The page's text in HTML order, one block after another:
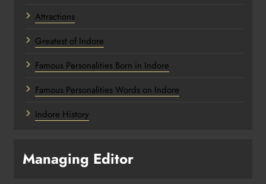
Attractions
Greatest of Indore
Famous Personalities Born in Indore
Famous Personalities Words on Indore
Indore History
Managing Editor